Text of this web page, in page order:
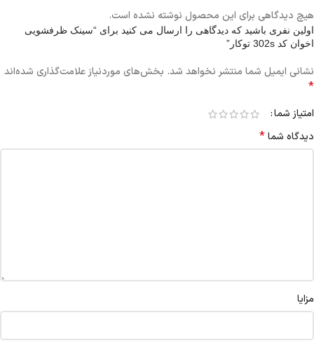
هیچ دیدگاهی برای این محصول نوشته نشده است.
اولین نفری باشید که دیدگاهی را ارسال می کنید برای “سینک ظرفشویی
اخوان کد 302s توکار”
نشانی ایمیل شما منتشر نخواهد شد. بخش‌های موردنیاز علامت‌گذاری شده‌اند
*
امتیاز شما
دیدگاه شما*
مزایا